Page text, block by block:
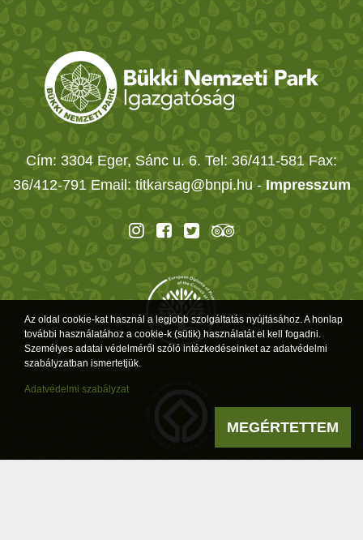
Cím: 3304 Eger, Sánc u. 6. Tel: 36/411-581 Fax:
36/412-791 Email: titkarsag@bnpi.hu - Impresszum
Az oldal cookie-kat használ a legjobb szolgáltatás nyújtásához. A honlap
további használatához a cookie-k (sütik) használatát el kell fogadni.
Személyes adatai védelméről szóló intézkedéseinket az adatvédelmi
szabályzatban ismertetjük.
Adatvédelmi szabályzat
MEGÉRTETTEM